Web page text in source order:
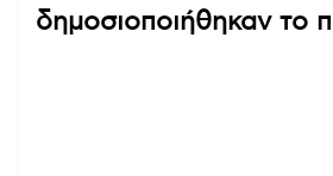
δημοσιοποιήθηκαν το